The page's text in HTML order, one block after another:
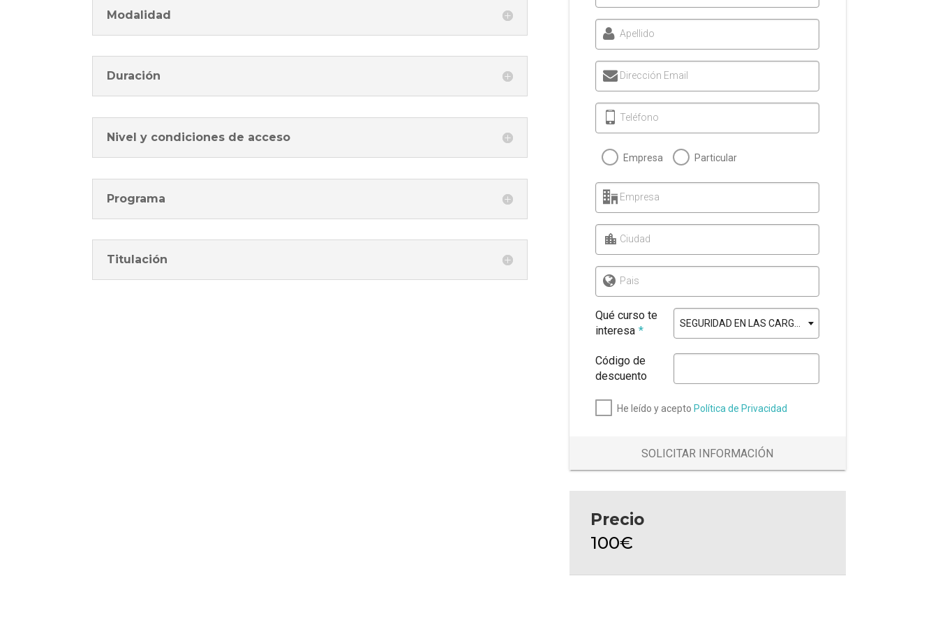
Modalidad
Duración
Nivel y condiciones de acceso
Programa
Titulación
Apellido
Dirección Email
Teléfono
Empresa Particular
Empresa
Ciudad
Pais
Qué curso te
interesa *
SEGURIDAD EN LAS CARGAS Y EMBALAJE PARA EL TRANSPORTE
Código de
descuento
He leído y acepto Política de Privacidad
SOLICITAR INFORMACIÓN
Precio
100€